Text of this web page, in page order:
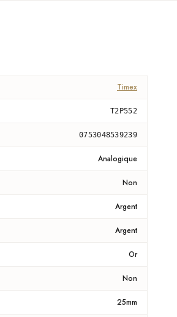
Timex
T2P552
0753048539239
Analogique
Non
Argent
Argent
Or
Non
25mm